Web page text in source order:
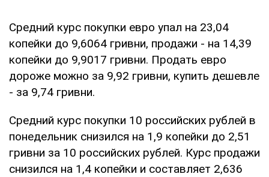
Средний курс покупки евро упал на 23,04
копейки до 9,6064 гривни, продажи - на 14,39
копейки до 9,9017 гривни. Продать евро
дороже можно за 9,92 гривни, купить дешевле
- за 9,74 гривни.
Средний курс покупки 10 российских рублей в
понедельник снизился на 1,9 копейки до 2,51
гривни за 10 российских рублей. Курс продажи
снизился на 1,4 копейки и составляет 2,636